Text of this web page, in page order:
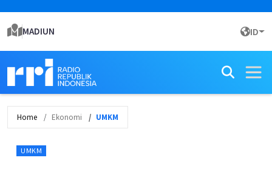
MADIUN ID
Home Ekonomi UMKM
UMKM